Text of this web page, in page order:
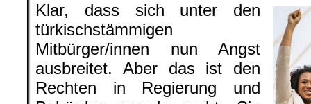
Klar, dass sich unter den
türkischstämmigen
Mitbürger/innen nun Angst
ausbreitet. Aber das ist den
Rechten in Regierung und